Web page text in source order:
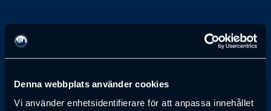
Denna webbplats använder cookies
Vi använder enhetsidentifierare för att anpassa innehållet
Stig Lagerberg
ORDFÖRANDE, STADSFULLMÄKTIGE JÖNKÖPING